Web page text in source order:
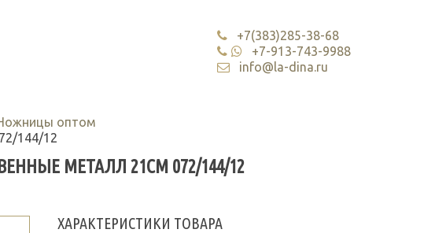
+7(383)285-38-68
+7-913-743-9988
info@la-dina.ru
оптом
144/12
МЕТАЛЛ 21СМ 072/144/12
ХАРАКТЕРИСТИКИ ТОВАРА